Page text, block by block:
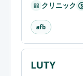
クリニック $
afb
LUTY